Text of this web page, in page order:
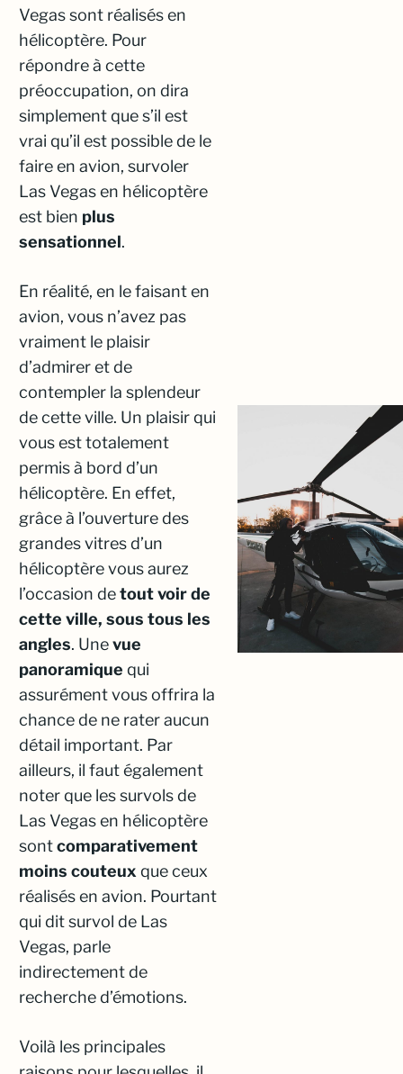
Vegas sont réalisés en
hélicoptère. Pour
répondre à cette
préoccupation, on dira
simplement que s’il est
vrai qu’il est possible de le
faire en avion, survoler
Las Vegas en hélicoptère
est bien plus
sensationnel.
En réalité, en le faisant en
avion, vous n’avez pas
vraiment le plaisir
d’admirer et de
contempler la splendeur
de cette ville. Un plaisir qui
vous est totalement
permis à bord d’un
hélicoptère. En effet,
grâce à l’ouverture des
grandes vitres d’un
hélicoptère vous aurez
l’occasion detout voir de
cette ville, sous tous les
angles. Unevue
panoramique qui
assurément vous offrira la
chance de ne rater aucun
détail important. Par
ailleurs, il faut également
noter que les survols de
Las Vegas en hélicoptère
sontcomparativement
moins couteux que ceux
réalisés en avion. Pourtant
qui dit survol de Las
Vegas, parle
indirectement de
recherche d’émotions.
Voilà les principales